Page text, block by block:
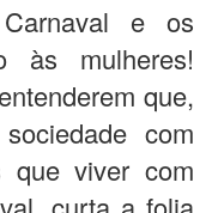
e os
às mulheres!
que,
com
que viver com